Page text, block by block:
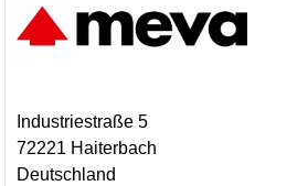
Industriestraße 5
72221 Haiterbach
Deutschland